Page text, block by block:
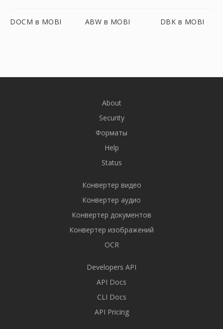
DOCM в MOBI ABW в MOBI DBK в MOBI
About
Security
Форматы
Help
Status
Конвертер видео
Конвертер аудио
Конвертер документов
Конвертер изображений
OCR
Developers API
API Docs
CLI Docs
API Pricing